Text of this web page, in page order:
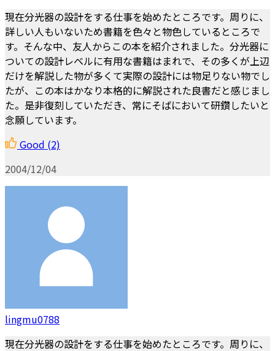
現在分光器の設計をする仕事を始めたところです。周りに、
詳しい人もいないため書籍を色々と物色しているところで
す。そんな中、友人からこの本を紹介されました。分光器に
ついての設計レベルに有用な書籍はまれで、その多くが上辺
だけを解説した物が多くて実際の設計には物足りない物でし
たが、この本はかなり本格的に解説された良書だと感じまし
た。是非復刻していただき、常にそばにおいて研鑽したいと
念願しています。
Good (2)
2004/12/04
lingmu0788
現在分光器の設計をする仕事を始めたところです。周りに、